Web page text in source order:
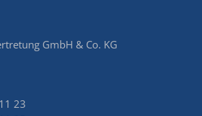
GmbH & Co. KG
23